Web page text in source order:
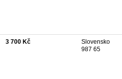
3 700 Kč
Slovensko
987 65